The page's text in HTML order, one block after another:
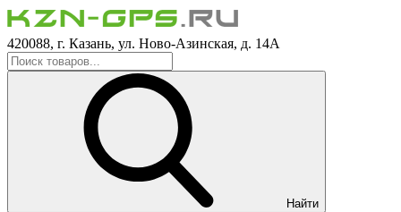
420088, г. Казань, ул. Ново-Азинская, д. 14А
Найти